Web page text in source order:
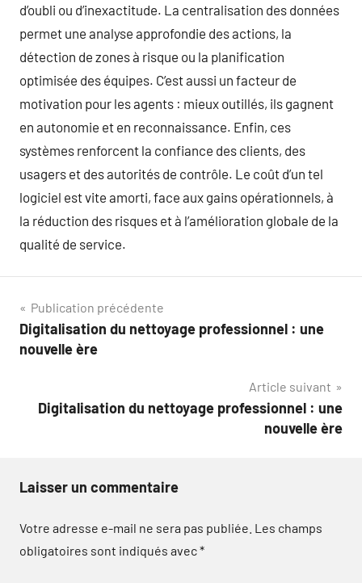
d’oubli ou d’inexactitude. La centralisation des données
permet une analyse approfondie des actions, la
détection de zones à risque ou la planification
optimisée des équipes. C’est aussi un facteur de
motivation pour les agents : mieux outillés, ils gagnent
en autonomie et en reconnaissance. Enfin, ces
systèmes renforcent la confiance des clients, des
usagers et des autorités de contrôle. Le coût d’un tel
logiciel est vite amorti, face aux gains opérationnels, à
la réduction des risques et à l’amélioration globale de la
qualité de service.
Navigation
de
Publication précédente
Digitalisation du nettoyage professionnel : une
nouvelle ère
Article suivant
Digitalisation du nettoyage professionnel : une
nouvelle ère
Laisser un commentaire
Votre adresse e-mail ne sera pas publiée. Les champs
obligatoires sont indiqués avec*